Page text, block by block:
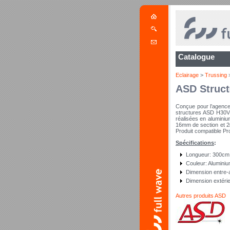
Eclairage > Trussing
ASD
Conçue pour
structures ASD
réalisées en
16mm de section et
Produit compatible
Spécifications:
Longueur: 300cm
Couleur:
Dimension
Dimension
Autres produits ASD
Catalogue